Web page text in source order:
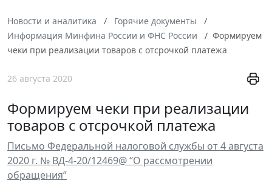
Новости и аналитика
Горячие документы
Информация Минфина России и ФНС России
Формируем
чеки при реализации товаров с отсрочкой платежа
26 августа 2020
Формируем чеки при реализации
товаров с отсрочкой платежа
Письмо Федеральной налоговой службы от 4 августа
2020 г. № ВД-4-20/12469@ “О рассмотрении
обращения”